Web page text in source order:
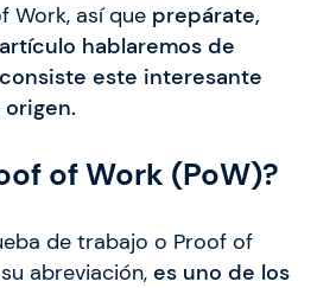
Work, así que prepárate,
hablaremos de
este interesante
of Work (PoW)?
de trabajo o Proof of
abreviación, es uno de los